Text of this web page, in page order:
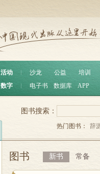
活动 沙龙 公益
培训
数字
电子书 数据库 APP
图书搜索：
热门图书： 辞
图书 新书 常备